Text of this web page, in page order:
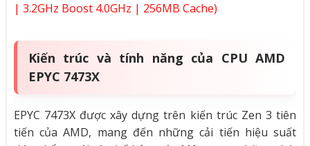
| 3.2GHz Boost 4.0GHz | 256MB Cache)
Kiến trúc và tính năng của CPU AMD
EPYC 7473X
EPYC 7473X được xây dựng trên kiến ​​trúc Zen 3 tiên
tiến của AMD, mang đến những cải tiến hiệu suất